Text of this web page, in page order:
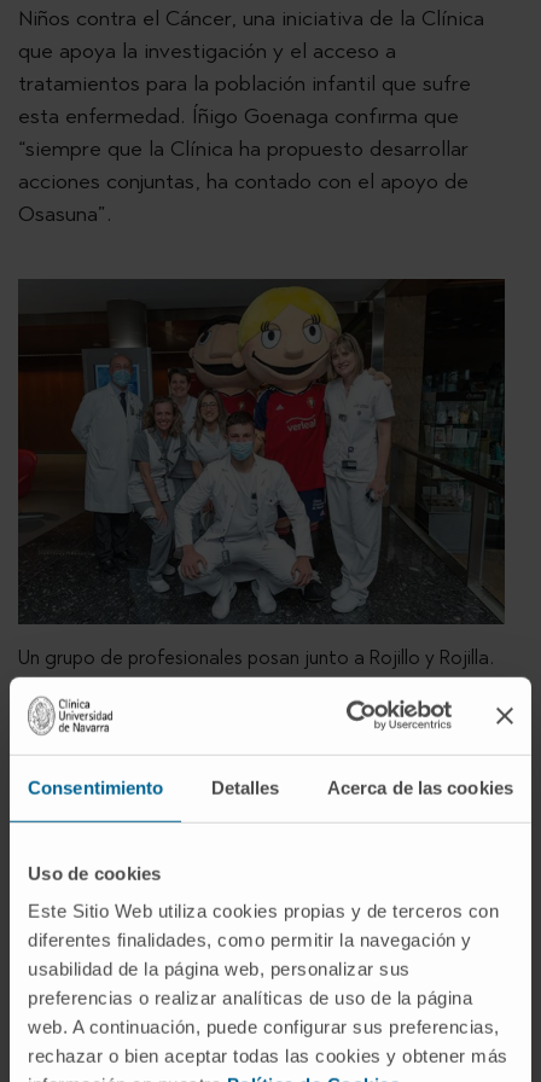
Consentimiento Detalles Acerca de las cookies
Uso de cookies
Este Sitio Web utiliza cookies propias y de terceros con
diferentes finalidades, como permitir la navegación y
usabilidad de la página web, personalizar sus
preferencias o realizar analíticas de uso de la página
web. A continuación, puede configurar sus preferencias,
rechazar o bien aceptar todas las cookies y obtener más
Niños contra el Cáncer, una iniciativa de la Clínica
que apoya la investigación y el acceso a
tratamientos para la población infantil que sufre
esta enfermedad. Íñigo Goenaga confirma que
“siempre que la Clínica ha propuesto desarrollar
acciones conjuntas, ha contado con el apoyo de
Osasuna”.
Un grupo de profesionales posan junto a Rojillo y Rojilla.
Otra de las acciones que la Clínica ha desarrollado
recientemente con Osasuna involucró al Real
señaladas como Navidad.
“En Osasuna siempre estamos dispuestos a apoyar
proyectos sociales. Recientemente, en El Sadar
acogimos también la presentación de la ‘Carrera
de los Valientes’ en favor de los niños que sufren
cáncer, lo cual supone un gran orgullo para nuestra